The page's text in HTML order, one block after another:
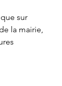
sur
la mairie,